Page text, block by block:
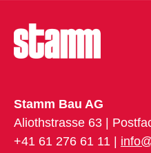
Stamm Bau AG
Aliothstrasse 63 |
+41 61 276 61 11 |